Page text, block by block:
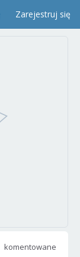
Zarejestruj się
komentowane